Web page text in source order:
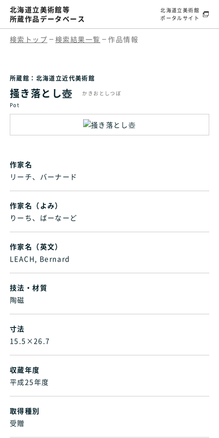
北海道立美術館等
所蔵作品データベース
北海道立美術館
ポータルサイト
検索トップ 検索結果一覧 作品情報
所蔵館：北海道立近代美術館
掻き落とし壺
かきおとしつぼ
Pot
作家名
リーチ、バーナード
作家名（よみ）
りーち、ばーなーど
作家名（英文）
LEACH, Bernard
技法・材質
陶磁
寸法
15.5×26.7
収蔵年度
平成25年度
取得種別
受贈